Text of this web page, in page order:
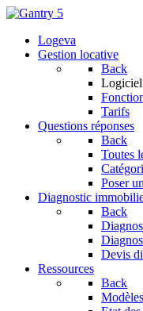
Logeva
Gestion locative
Back
Logiciel
Tarifs
Questions réponses
Back
Toutes
Poser
Diagnostic
Back
Devis
Ressources
Back